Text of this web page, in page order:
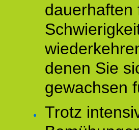
dauerhaften
denen Sie
gewachsen
Trotz